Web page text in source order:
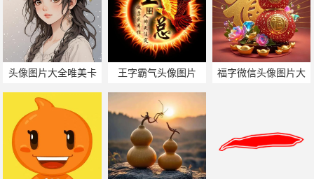
头像图片大全唯美卡
通
王字霸气头像图片
福字微信头像图片大